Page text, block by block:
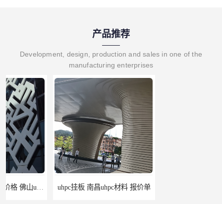
产品推荐
Development, design, production and sales in one of the
manufacturing enterprises
uhpc挂板 南昌uhpc材料 报价单